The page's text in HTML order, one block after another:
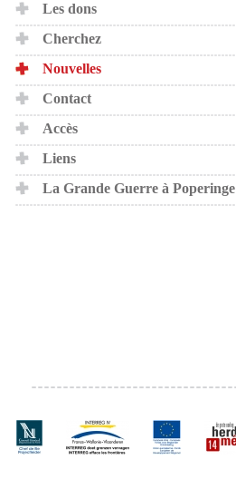
Les dons
Cherchez
Nouvelles
Contact
Accès
Liens
La Grande Guerre à Poperinge